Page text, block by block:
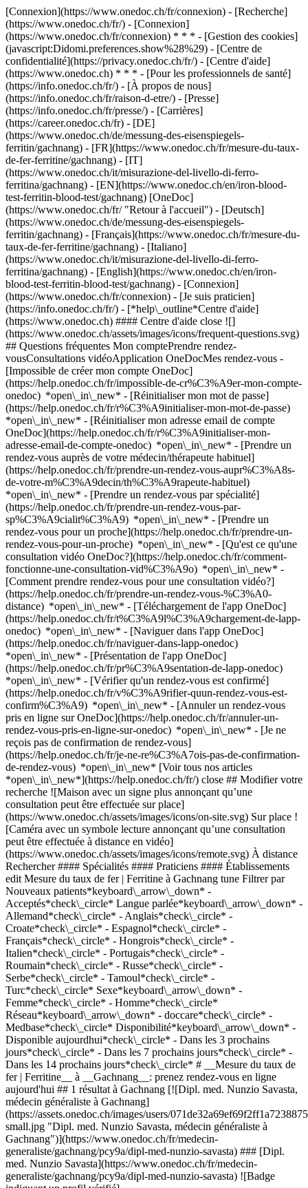
[Connexion](https://www.onedoc.ch/fr/connexion) - [Recherche]
(https://www.onedoc.ch/fr/) - [Connexion]
(https://www.onedoc.ch/fr/connexion) * * * - [Gestion des cookies]
(javascript:Didomi.preferences.show%28%29) - [Centre de
confidentialité](https://privacy.onedoc.ch/fr/) - [Centre d'aide]
(https://www.onedoc.ch) * * * - [Pour les professionnels de santé]
(https://info.onedoc.ch/fr/) - [À propos de nous]
(https://info.onedoc.ch/fr/raison-d-etre/) - [Presse]
(https://info.onedoc.ch/fr/presse/) - [Carrières]
(https://career.onedoc.ch/fr) - [DE]
(https://www.onedoc.ch/de/messung-des-eisenspiegels-
ferritin/gachnang) - [FR](https://www.onedoc.ch/fr/mesure-du-taux-
de-fer-ferritine/gachnang) - [IT]
(https://www.onedoc.ch/it/misurazione-del-livello-di-ferro-
ferritina/gachnang) - [EN](https://www.onedoc.ch/en/iron-blood-
test-ferritin-blood-test/gachnang) [OneDoc]
(https://www.onedoc.ch/fr/ "Retour à l'accueil") - [Deutsch]
(https://www.onedoc.ch/de/messung-des-eisenspiegels-
ferritin/gachnang) - [Français](https://www.onedoc.ch/fr/mesure-du-
taux-de-fer-ferritine/gachnang) - [Italiano]
(https://www.onedoc.ch/it/misurazione-del-livello-di-ferro-
ferritina/gachnang) - [English](https://www.onedoc.ch/en/iron-
blood-test-ferritin-blood-test/gachnang) - [Connexion]
(https://www.onedoc.ch/fr/connexion) - [Je suis praticien]
(https://info.onedoc.ch/fr/) - [*help\_outline*Centre d'aide]
(https://www.onedoc.ch) #### Centre d'aide close ![]
(https://www.onedoc.ch/assets/images/icons/frequent-questions.svg)
## Questions fréquentes Mon comptePrendre rendez-
vousConsultations vidéoApplication OneDocMes rendez-vous -
[Impossible de créer mon compte OneDoc]
(https://help.onedoc.ch/fr/impossible-de-cr%C3%A9er-mon-compte-
onedoc) *open\_in\_new* - [Réinitialiser mon mot de passe]
(https://help.onedoc.ch/fr/r%C3%A9initialiser-mon-mot-de-passe)
*open\_in\_new* - [Réinitialiser mon adresse email de compte
OneDoc](https://help.onedoc.ch/fr/r%C3%A9initialiser-mon-
adresse-email-de-compte-onedoc) *open\_in\_new* - [Prendre un
rendez-vous auprès de votre médecin/thérapeute habituel]
(https://help.onedoc.ch/fr/prendre-un-rendez-vous-aupr%C3%A8s-
de-votre-m%C3%A9decin/th%C3%A9rapeute-habituel)
*open\_in\_new* - [Prendre un rendez-vous par spécialité]
(https://help.onedoc.ch/fr/prendre-un-rendez-vous-par-
sp%C3%A9cialit%C3%A9) *open\_in\_new* - [Prendre un
rendez-vous pour un proche](https://help.onedoc.ch/fr/prendre-un-
rendez-vous-pour-un-proche) *open\_in\_new* - [Qu'est ce qu'une
consultation vidéo OneDoc?](https://help.onedoc.ch/fr/comment-
fonctionne-une-consultation-vid%C3%A9o) *open\_in\_new* -
[Comment prendre rendez-vous pour une consultation vidéo?]
(https://help.onedoc.ch/fr/prendre-un-rendez-vous-%C3%A0-
distance) *open\_in\_new* - [Téléchargement de l'app OneDoc]
(https://help.onedoc.ch/fr/t%C3%A9l%C3%A9chargement-de-lapp-
onedoc) *open\_in\_new* - [Naviguer dans l'app OneDoc]
(https://help.onedoc.ch/fr/naviguer-dans-lapp-onedoc)
*open\_in\_new* - [Présentation de l'app OneDoc]
(https://help.onedoc.ch/fr/pr%C3%A9sentation-de-lapp-onedoc)
*open\_in\_new* - [Vérifier qu'un rendez-vous est confirmé](https://help.onedoc.ch/fr/v%C3%A9rifier-quun-rendez-vous-est-confirm%C3%A9) *open\_in\_new* - [Annuler un rendez-vous pris en ligne sur OneDoc](https://help.onedoc.ch/fr/annuler-un-rendez-vous-pris-en-ligne-sur-onedoc) *open\_in\_new* - [Je ne reçois pas de confirmation de rendez-vous](https://help.onedoc.ch/fr/je-ne-re%C3%A7ois-pas-de-confirmation-de-rendez-vous) *open\_in\_new* [Voir tous nos articles *open\_in\_new*](https://help.onedoc.ch/fr/) close ## Modifier votre recherche ![Maison avec un signe plus annonçant qu’une consultation peut être effectuée sur place](https://www.onedoc.ch/assets/images/icons/on-site.svg) Sur place ![Caméra avec un symbole lecture annonçant qu’une consultation peut être effectuée à distance en vidéo](https://www.onedoc.ch/assets/images/icons/remote.svg) À distance Rechercher #### Spécialités #### Praticiens #### Établissements edit Mesure du taux de fer | Ferritine à Gachnang tune Filtrer par Nouveaux patients*keyboard\_arrow\_down* - Acceptés*check\_circle* Langue parlée*keyboard\_arrow\_down* - Allemand*check\_circle* - Anglais*check\_circle* - Croate*check\_circle* - Espagnol*check\_circle* - Français*check\_circle* - Hongrois*check\_circle* - Italien*check\_circle* - Portugais*check\_circle* - Roumain*check\_circle* - Russe*check\_circle* - Serbe*check\_circle* - Tamoul*check\_circle* - Turc*check\_circle* Sexe*keyboard\_arrow\_down* - Femme*check\_circle* - Homme*check\_circle* Réseau*keyboard\_arrow\_down* - doccare*check\_circle* - Medbase*check\_circle* Disponibilité*keyboard\_arrow\_down* - Disponible aujourdhui*check\_circle* - Dans les 3 prochains jours*check\_circle* - Dans les 7 prochains jours*check\_circle* - Dans les 14 prochains jours*check\_circle* # __Mesure du taux de fer | Ferritine__ à __Gachnang__: prenez rendez-vous en ligne aujourd'hui ## 1 résultat à Gachnang [![Dipl. med. Nunzio Savasta, médecin généraliste à Gachnang](https://assets.onedoc.ch/images/users/071de32a69ef69f2ff1a7238875623c11e3fd3b8572f83346b8d274425a09456-small.jpg "Dipl. med. Nunzio Savasta, médecin généraliste à Gachnang")](https://www.onedoc.ch/fr/medecin-generaliste/gachnang/pcy9a/dipl-med-nunzio-savasta) ### [Dipl. med. Nunzio Savasta](https://www.onedoc.ch/fr/medecin-generaliste/gachnang/pcy9a/dipl-med-nunzio-savasta) ![Badge indiquant un profil vérifié](https://www.onedoc.ch/assets/images/icons/checkmark.svg) [Médecin généraliste](https://www.onedoc.ch/fr/medecin-generaliste/gachnang) [Schlossberg Ärztezentrum Islikon](https://www.onedoc.ch/fr/cabinet-de-groupe/gachnang/ebcxb/schlossberg-arztezentrum-islikon) Schöntalweg 5 8546 Gachnang ![Icône patient avec un signe plus annonçant que le professionnel accepte de nouveaux patients](https://www.onedoc.ch/assets/images/icons/new-patients.svg)Accepte les nouveaux patients [Réserver un RDV](https://www.onedoc.ch/fr/medecin-generaliste/gachnang/pcy9a/dipl-med-nunzio-savasta) Expertises: Mesure du taux de fer | Ferritine, [Check-up | bilan de santé](https://www.onedoc.ch/fr/check-up-bilan-de-sante/gachnang), [Grippe | Symptômes de la grippe | Rhume](https://www.onedoc.ch/fr/grippe-symptomes-de-la-grippe-rhume/gachnang), [Mise à jour du carnet de vaccination](https://www.onedoc.ch/fr/mise-a-jour-du-carnet-de-vaccination/gachnang), [Mesure de la pression artérielle | Tension](https://www.onedoc.ch/fr/mesure-de-la-pression-arterielle-tension/gachnang), [Infection urinaire | Cystite](https://www.onedoc.ch/fr/infection-urinaire-cystite/gachnang), [Constipation](https://www.onedoc.ch/fr/constipation/gachnang)Voir plus *chevron\_left* mer. 05 août *chevron\_right* Voir plus de rendez-vous *error\_outline* Une erreur s'est produite lors du chargement des disponibilités [Réessayer](https://www.onedoc.ch) Expertises: Mesure du taux de fer | Ferritine, [Check-up | bilan de santé](https://www.onedoc.ch/fr/check-up-bilan-de-sante/gachnang), [Grippe | Symptômes de la grippe | Rhume](https://www.onedoc.ch/fr/grippe-symptomes-de-la-grippe-rhume/gachnang), [Mise à jour du carnet de vaccination](https://www.onedoc.ch/fr/mise-a-jour-du-carnet-de-vaccination/gachnang), [Mesure de la pression artérielle | Tension](https://www.onedoc.ch/fr/mesure-de-la-pression-arterielle-tension/gachnang), [Infection urinaire | Cystite](https://www.onedoc.ch/fr/infection-urinaire-cystite/gachnang), [Constipation](https://www.onedoc.ch/fr/constipation/gachnang)Voir plus ## __Mesure du taux de fer | Ferritine__: d'autres spécialistes sont réservables en ligne dans les environs de __Gachnang__ [![Dr. med. Gundula Hebisch, gynécologue obstétricienne à Frauenfeld](https://assets.onedoc.ch/images/users/a1ebe902f0b1b1490f974c1b6dd73237ff8146ccdd965d5394c213cc365e9dc7-small.png "Dr. med. Gundula Hebisch, gynécologue obstétricienne à Frauenfeld")](https://www.onedoc.ch/fr/gynecologue-obstetricienne/frauenfeld/pc4c8/dr-med-gundula-hebisch) ### [Dr. med. Gundula Hebisch](https://www.onedoc.ch/fr/gynecologue-obstetricienne/frauenfeld/pc4c8/dr-med-gundula-hebisch) ![Badge indiquant un profil vérifié](https://www.onedoc.ch/assets/images/icons/checkmark.svg) [Gynécologue obstétricienne](https://www.onedoc.ch/fr/gynecologue-obstetricien/frauenfeld) [Schlossberg Ärztezentrum Frauenfeld](https://www.onedoc.ch/fr/cabinet-de-groupe/frauenfeld/ebcxa/schlossberg-arztezentrum-frauenfeld) Bahnhofstrasse 61 8500 Frauenfeld ![Icône patient avec un signe plus annonçant que le professionnel accepte de nouveaux patients](https://www.onedoc.ch/assets/images/icons/new-patients.svg)Accepte les nouveaux patients [Réserver un RDV](https://www.onedoc.ch/fr/gynecologue-obstetricienne/frauenfeld/pc4c8/dr-med-gundula-hebisch) Expertises:[Mesure du taux de fer | Ferritine](https://www.onedoc.ch/fr/mesure-du-taux-de-fer-ferritine/frauenfeld), [Check-up | bilan de santé](https://www.onedoc.ch/fr/check-up-bilan-de-sante/frauenfeld), [Contraception](https://www.onedoc.ch/fr/contraception/frauenfeld), [Incontinence urinaire](https://www.onedoc.ch/fr/incontinence-urinaire/frauenfeld), [Planning familial](https://www.onedoc.ch/fr/planning-familial/frauenfeld), [Préparation à la naissance et à la parentalité](https://www.onedoc.ch/fr/preparation-a-la-naissance-et-a-la-parentalite/frauenfeld), [Endométriose](https://www.onedoc.ch/fr/endometriose/frauenfeld), [Vaccination Papillomavirus Humain (HPV)](https://www.onedoc.ch/fr/vaccination-papillomavirus-humain-hpv/frauenfeld), [Bilan hormonal](https://www.onedoc.ch/fr/bilan-hormonal/frauenfeld)Voir plus *chevron\_left* mer. 05 août *chevron\_right* Voir plus de rendez-vous *error\_outline* Une erreur s'est produite lors du chargement des disponibilités [Réessayer](https://www.onedoc.ch) Expertises:[Mesure du taux de fer | Ferritine](https://www.onedoc.ch/fr/mesure-du-taux-de-fer-ferritine/frauenfeld), [Check-up | bilan de santé](https://www.onedoc.ch/fr/check-up-bilan-de-sante/frauenfeld), [Contraception](https://www.onedoc.ch/fr/contraception/frauenfeld), [Incontinence urinaire](https://www.onedoc.ch/fr/incontinence-urinaire/frauenfeld), [Planning familial](https://www.onedoc.ch/fr/planning-familial/frauenfeld), [Préparation à la naissance et à la parentalité](https://www.onedoc.ch/fr/preparation-a-la-naissance-et-a-la-parentalite/frauenfeld), [Endométriose](https://www.onedoc.ch/fr/endometriose/frauenfeld), [Vaccination Papillomavirus Humain (HPV)](https://www.onedoc.ch/fr/vaccination-papillomavirus-humain-hpv/frauenfeld), [Bilan hormonal](https://www.onedoc.ch/fr/bilan-hormonal/frauenfeld)Voir plus [![Dipl. med. Isabel Heine, médecin généraliste à Frauenfeld](https://assets.onedoc.ch/images/users/97ae5884aad0ba6e41986a3cb1f37dd4a7cf83285de10e293b7698b94a0ff82e-small.jpg "Dipl. med. Isabel Heine, médecin généraliste à Frauenfeld")](https://www.onedoc.ch/fr/medecin-generaliste/frauenfeld/pcw5t/dipl-med-isabel-heine) ### [Dipl. med. Isabel Heine](https://www.onedoc.ch/fr/medecin-generaliste/frauenfeld/pcw5t/dipl-med-isabel-heine) ![Badge indiquant un profil vérifié](https://www.onedoc.ch/assets/images/icons/checkmark.svg) [Médecin généraliste](https://www.onedoc.ch/fr/medecin-generaliste/frauenfeld) [Schlossberg Ärztezentrum Frauenfeld](https://www.onedoc.ch/fr/cabinet-de-groupe/frauenfeld/ebcxa/schlossberg-arztezentrum-frauenfeld) Bahnhofstrasse 61 8500 Frauenfeld ![Icône patient avec un signe plus annonçant que le professionnel accepte de nouveaux patients](https://www.onedoc.ch/assets/images/icons/new-patients.svg)Accepte les nouveaux patients [Réserver un RDV](https://www.onedoc.ch/fr/medecin-generaliste/frauenfeld/pcw5t/dipl-med-isabel-heine) Expertises:[Mesure du taux de fer | Ferritine](https://www.onedoc.ch/fr/mesure-du-taux-de-fer-ferritine/frauenfeld), [Check-up | bilan de santé](https://www.onedoc.ch/fr/check-up-bilan-de-sante/frauenfeld), [Mise à jour du carnet de vaccination](https://www.onedoc.ch/fr/mise-a-jour-du-carnet-de-vaccination/frauenfeld), [Grippe | Symptômes de la grippe | Rhume](https://www.onedoc.ch/fr/grippe-symptomes-de-la-grippe-rhume/frauenfeld), [Mesure de la pression artérielle | Tension](https://www.onedoc.ch/fr/mesure-de-la-pression-arterielle-tension/frauenfeld), [Infection urinaire | Cystite](https://www.onedoc.ch/fr/infection-urinaire-cystite/frauenfeld), [Constipation](https://www.onedoc.ch/fr/constipation/frauenfeld), [Soins des plaies | Soins pansements](https://www.onedoc.ch/fr/soins-des-plaies-soins-pansements/frauenfeld)Voir plus *chevron\_left* mer. 05 août *chevron\_right* Voir plus de rendez-vous *error\_outline* Une erreur s'est produite lors du chargement des disponibilités [Réessayer](https://www.onedoc.ch) Expertises:[Mesure du taux de fer | Ferritine](https://www.onedoc.ch/fr/mesure-du-taux-de-fer-ferritine/frauenfeld), [Check-up | bilan de santé](https://www.onedoc.ch/fr/check-up-bilan-de-sante/frauenfeld), [Mise à jour du carnet de vaccination](https://www.onedoc.ch/fr/mise-a-jour-du-ca